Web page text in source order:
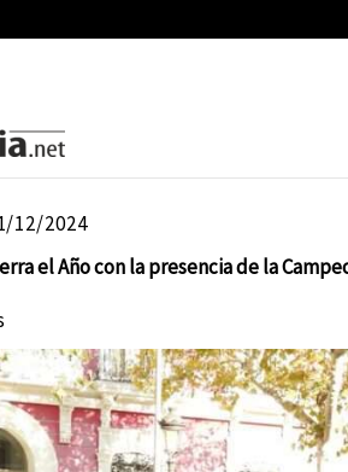
12/2024
el Año con la presencia de la